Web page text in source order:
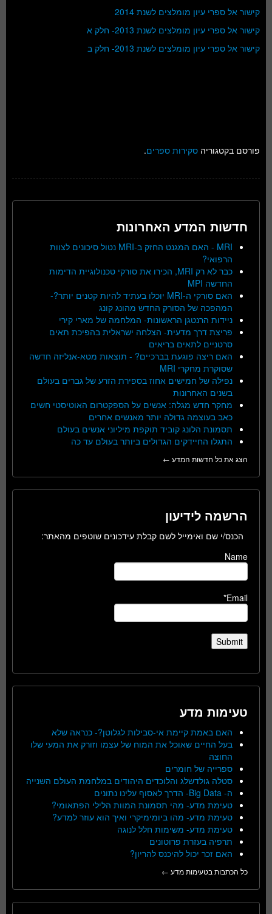
קישור אל ספרי עיון מומלצים לשנת 2014
קישור אל ספרי עיון מומלצים לשנת 2013- חלק א
קישור אל ספרי עיון מומלצים לשנת 2013- חלק ב
פורסם בקטגוריה סקירות ספרים.
חדשות המדע האחרונות
MRI - האם המגנט החזק ב-MRI נטול סיכונים לצוות
הרפואי?
כבר לא רק MRI, הכירו את סורקי טכנולוגיית הדימות
החדשה MPI
האם סורקי ה-MRI יוכלו בעתיד להיות קטנים יותר?-
המהפכה של הסורק החדש מהונג קונג
ניידות הרנטגן הראשונות- המלחמה של מארי קירי
פריצת דרך מדעית- הצלחה ישראלית בהפיכת תאים
סרטניים לתאים בריאים
האם ריצה פוגעת בברכיים? - תוצאות מטא-אנליזה חדשה
שסוקרת מחקרי MRI
נפילה של חמישים אחוז בספירת הזרע של גברים בעולם
בשנים האחרונות
מחקר חדש מגלה: אנשים על הספקטרום האוטיסטי חשים
כאב בעוצמה גדולה יותר מאנשים אחרים
תסמונת הלונג קוביד תוקפת מיליוני אנשים בעולם
התגלו החיידקים הגדולים ביותר בעולם עד כה
הצג את כל חדשות המדע ←
הרשמה לידיעון
הכנס/י שם ואימייל לשם קבלת עידכונים שוטפים מהאתר:
Name
Email*
טעימות מדע
האם באמת קיימת אי-סבילות לגלוטן?- כנראה שלא
בעל החיים שאוכל את המוח של עצמו וזורק את המעי שלו
החוצה
ספרייה של חומרים
סטלה גולדשלג והלוכדים היהודים במלחמת העולם השנייה
ה- Big Data- הדרך לאסוף עלינו נתונים
טעימת מדע- מהי תסמונת המוות הלילי הפתאומי?
טעימת מדע- מהו ביומימיקרי ואיך הוא עוזר למדע?
טעימת מדע- משימות חלל לנוגה
תרפיה בעזרת פרוטונים
האם זכר יכול להיכנס להריון?
כל הכתבות בטעימות מדע ←